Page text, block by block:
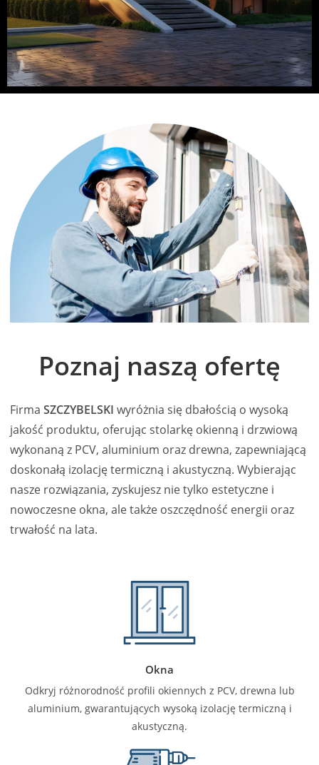
Poznaj naszą ofertę
Firma SZCZYBELSKI wyróżnia się dbałością o wysoką
jakość produktu, oferując stolarkę okienną i drzwiową
wykonaną z PCV, aluminium oraz drewna, zapewniającą
doskonałą izolację termiczną i akustyczną. Wybierając
nasze rozwiązania, zyskujesz nie tylko estetyczne i
nowoczesne okna, ale także oszczędność energii oraz
trwałość na lata.
Okna
Odkryj różnorodność profili okiennych z PCV, drewna lub
aluminium, gwarantujących wysoką izolację termiczną i
akustyczną.